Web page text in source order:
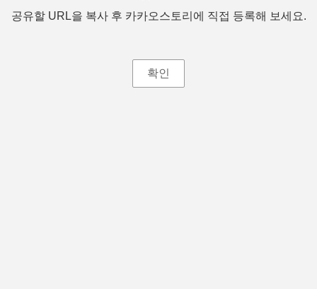
공유할 URL을 복사 후 카카오스토리에 직접 등록해 보세요.
확인